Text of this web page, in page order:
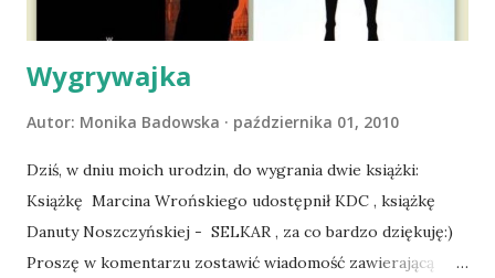
zaczęliśmy się cieszyć sobą wzajemnie już na 100%.
Dopier...
Wygrywajka
Autor: Monika Badowska października 01, 2010
Dziś, w dniu moich urodzin, do wygrania dwie książki:
Książkę Marcina Wrońskiego udostępnił KDC , książkę
Danuty Noszczyńskiej - SELKAR , za co bardzo dziękuję:)
Proszę w komentarzu zostawić wiadomość zawierającą